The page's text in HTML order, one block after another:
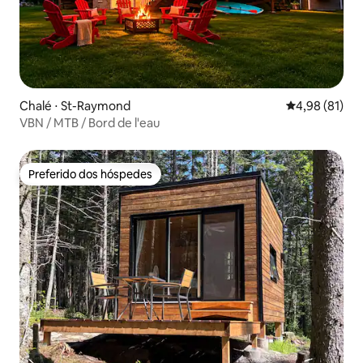
Chalé ⋅ St-Raymond 4,98 de uma
4,98 (81)
VBN / MTB / Bord de l'eau
Preferido dos hóspedes
Preferido dos hóspedes